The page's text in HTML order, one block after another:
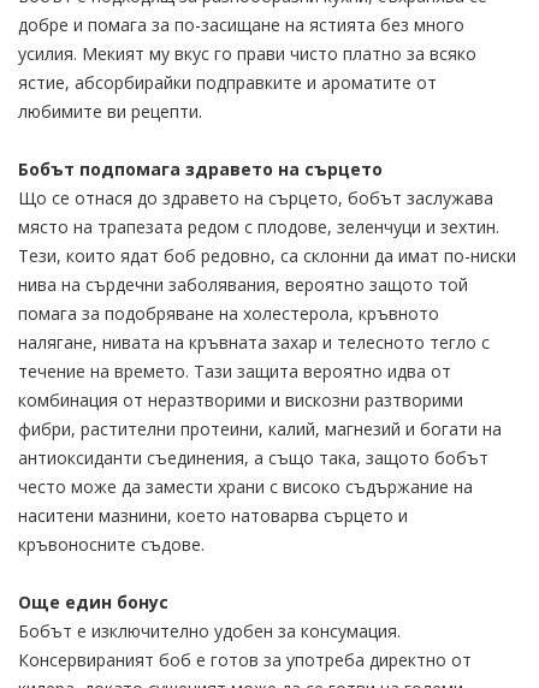
добре и помага за по-засищане на ястията без много
усилия. Мекият му вкус го прави чисто платно за всяко
ястие, абсорбирайки подправките и ароматите от
любимите ви рецепти.
Бобът подпомага здравето на сърцето
Що се отнася до здравето на сърцето, бобът заслужава
място на трапезата редом с плодове, зеленчуци и зехтин.
Тези, които ядат боб редовно, са склонни да имат по-ниски
нива на сърдечни заболявания, вероятно защото той
помага за подобряване на холестерола, кръвното
налягане, нивата на кръвната захар и телесното тегло с
течение на времето. Тази защита вероятно идва от
комбинация от неразтворими и вискозни разтворими
фибри, растителни протеини, калий, магнезий и богати на
антиоксиданти съединения, а също така, защото бобът
често може да замести храни с високо съдържание на
наситени мазнини, което натоварва сърцето и
кръвоносните съдове.
Още един бонус
Бобът е изключително удобен за консумация.
Консервираният боб е готов за употреба директно от